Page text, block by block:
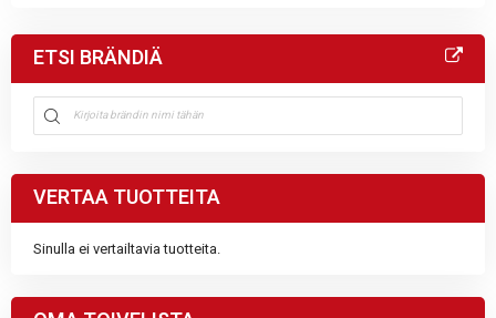
ETSI BRÄNDIÄ
VERTAA TUOTTEITA
Sinulla ei vertailtavia tuotteita.